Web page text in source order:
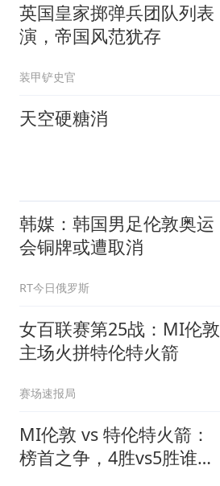
英国皇家掷弹兵团队列表
演，帝国风范犹存
装甲铲史官
天空硬糖消
韩媒：韩国男足伦敦奥运
会铜牌或遭取消
RT今日俄罗斯
女百联赛第25战：MI伦敦
主场火拼特伦特火箭
赛场速报局
MI伦敦 vs 特伦特火箭：
榜首之争，4胜vs5胜谁才